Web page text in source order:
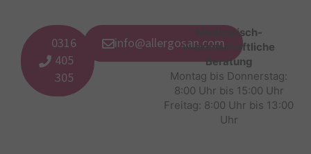
0316
405
305
info@allergosan.com
Medizinisch-
wissenschaftliche
Beratung
Montag bis Donnerstag:
8:00 Uhr bis 15:00 Uhr
Freitag: 8:00 Uhr bis 13:00
Uhr